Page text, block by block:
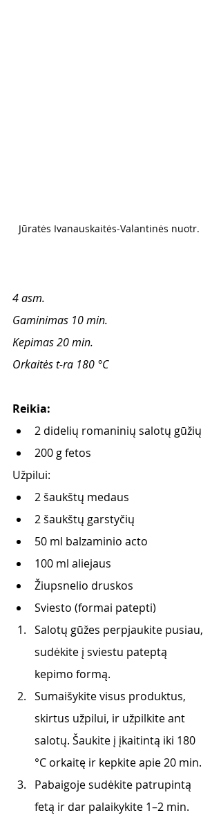
Jūratės Ivanauskaitės-Valantinės nuotr.
4 asm.
Gaminimas 10 min.
Kepimas 20 min.
Orkaitės t-ra 180 °C
Reikia:
2 didelių romaninių salotų gūžių
200 g fetos
Užpilui:
2 šaukštų medaus
2 šaukštų garstyčių
50 ml balzaminio acto
100 ml aliejaus
Žiupsnelio druskos
Sviesto (formai patepti)
Salotų gūžes perpjaukite pusiau,
sudėkite į sviestu pateptą
kepimo formą.
Sumaišykite visus produktus,
skirtus užpilui, ir užpilkite ant
salotų. Šaukite į įkaitintą iki 180
°C orkaitę ir kepkite apie 20 min.
Pabaigoje sudėkite patrupintą
fetą ir dar palaikykite 1–2 min.